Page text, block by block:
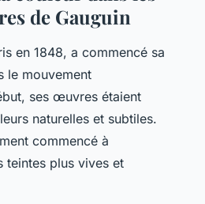
de Gauguin
en 1848, a commencé sa
le mouvement
ses œuvres étaient
naturelles et subtiles.
commencé à
teintes plus vives et